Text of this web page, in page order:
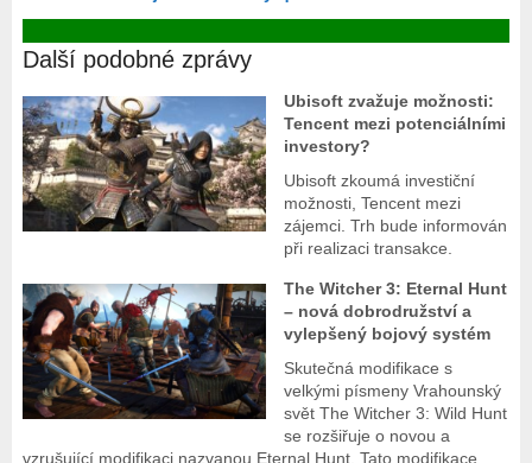
Další podobné zprávy
Ubisoft zvažuje možnosti:
Tencent mezi potenciálními
investory?
Ubisoft zkoumá investiční
možnosti, Tencent mezi
zájemci. Trh bude informován
při realizaci transakce.
The Witcher 3: Eternal Hunt
– nová dobrodružství a
vylepšený bojový systém
Skutečná modifikace s
velkými písmeny Vrahounský
svět The Witcher 3: Wild Hunt
se rozšiřuje o novou a
vzrušující modifikaci nazvanou Eternal Hunt. Tato modifikace